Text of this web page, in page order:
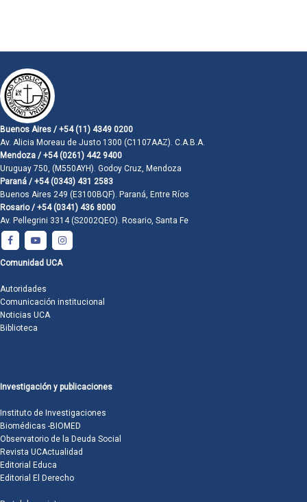
Buenos Aires / +54 (11) 4349 0200
Av. Alicia Moreau de Justo 1300 (C1107AAZ). C.A.B.A.
Mendoza / +54 (0261) 442 9400
Uruguay 750, (M550AYH). Godoy Cruz, Mendoza
Paraná / +54 (0343) 431 2583
Buenos Aires 249 (E3100BQF). Paraná, Entre Ríos
Rosario / +54 (0341) 436 8000
Av. Pellegrini 3314 (S2002QEO). Rosario, Santa Fe
Comunidad UCA
Autoridades
Comunicación institucional
Noticias UCA
Biblioteca
Investigación y publicaciones
Instituto de Investigaciones
Biomédicas -BIOMED
Observatorio de la Deuda Social
Revista UCActualidad
Editorial Educa
Editorial El Derecho